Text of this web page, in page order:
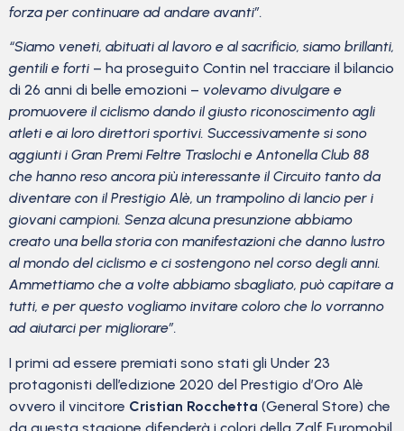
forza per continuare ad andare avanti”.
“Siamo veneti, abituati al lavoro e al sacrificio, siamo brillanti,
gentili e forti – ha proseguito Contin nel tracciare il bilancio
di 26 anni di belle emozioni – volevamo divulgare e
promuovere il ciclismo dando il giusto riconoscimento agli
atleti e ai loro direttori sportivi. Successivamente si sono
aggiunti i Gran Premi Feltre Traslochi e Antonella Club 88
che hanno reso ancora più interessante il Circuito tanto da
diventare con il Prestigio Alè, un trampolino di lancio per i
giovani campioni. Senza alcuna presunzione abbiamo
creato una bella storia con manifestazioni che danno lustro
al mondo del ciclismo e ci sostengono nel corso degli anni.
Ammettiamo che a volte abbiamo sbagliato, può capitare a
tutti, e per questo vogliamo invitare coloro che lo vorranno
ad aiutarci per migliorare”.
I primi ad essere premiati sono stati gli Under 23
protagonisti dell’edizione 2020 del Prestigio d’Oro Alè
ovvero il vincitore Cristian Rocchetta (General Store) che
da questa stagione difenderà i colori della Zalf Euromobil